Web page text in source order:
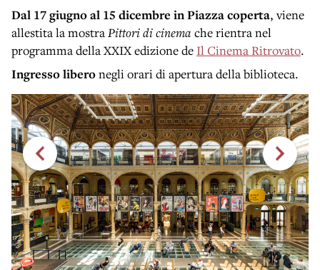
Dal 17 giugno al 15 dicembre in Piazza coperta, viene
allestita la mostraPittori di cinema che rientra nel
programma della XXIX edizione de Il Cinema Ritrovato.
Ingresso liberonegli orari di apertura della biblioteca.